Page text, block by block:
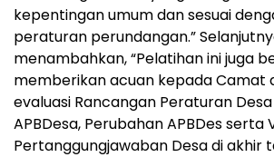
kepentingan umum dan sesuai
peraturan perundangan.”
menambahkan, “Pelatihan ini juga
memberikan acuan kepada Camat
evaluasi Rancangan Peraturan
APBDesa, Perubahan APBDes serta
Pertanggungjawaban Desa di akhir